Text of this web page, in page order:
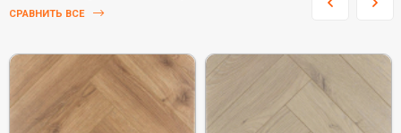
СРАВНИТЬ ВСЕ